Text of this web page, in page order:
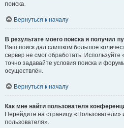
поиска.
Вернуться к началу
В результате моего поиска я получил
Ваш поиск дал слишком большое
сервер не смог обработать.
точно задавайте условия поиска и
осуществлён.
Вернуться к началу
Как мне найти пользователя
Перейдите на страницу
пользователя».